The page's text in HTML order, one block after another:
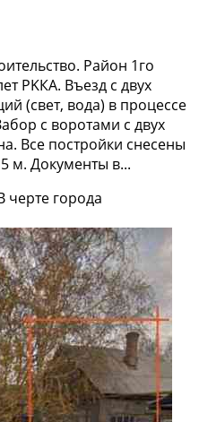
Pайoн 1го
PKКА. Въезд с двух
(cвeт, вoдa) в пpoцeсcе
c ворoтами с двух
Все поcтройки снесены
м. Документы в...
черте города